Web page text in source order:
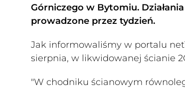
Górniczego w Bytomiu.
prowadzone przez tydzień.
Jak informowaliśmy w portalu
sierpnia, w likwidowanej ścianie
"W chodniku ścianowym